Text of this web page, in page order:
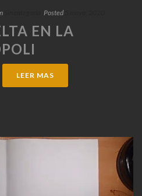
Posted
EN LA
LEER MAS